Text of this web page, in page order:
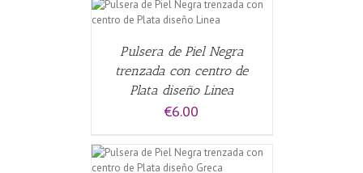
Pulsera de Piel Negra
trenzada con centro de
Plata diseño Linea
€6.00